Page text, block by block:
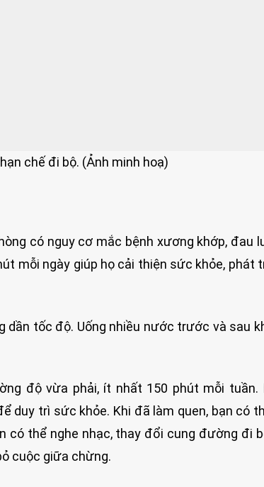
chế đi bộ. (Ảnh minh hoạ)
có nguy cơ mắc bệnh xương khớp, đau
mỗi ngày giúp họ cải thiện sức khỏe, phát
dần tốc độ. Uống nhiều nước trước và sau
độ vừa phải, ít nhất 150 phút mỗi tuần.
duy trì sức khỏe. Khi đã làm quen, bạn có
có thể nghe nhạc, thay đổi cung đường đi
cuộc giữa chừng.